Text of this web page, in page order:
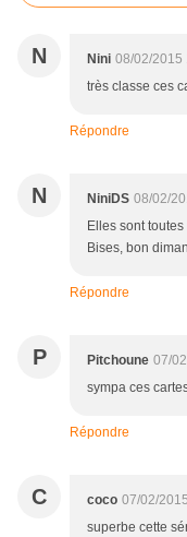
N Nini 08/02/2015
très classe ces
Répondre
N NiniDS 08/02/
Elles sont
Bises, bon
Répondre
P Pitchoune 07/
sympa ces
Répondre
C coco 07/02/
superbe cette